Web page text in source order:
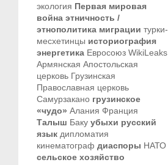
экология Первая мировая
война этничность /
этнополитика миграции турки-
месхетинцы историография
энергетика Евросоюз WikiLeaks
Армянская Апостольская
церковь Грузинская
Православная церковь
Самурзакано грузинское
«чудо» Алания Франция
Талыш Баку убыхи русский
язык дипломатия
кинематограф диаспоры НАТО
сельское хозяйство